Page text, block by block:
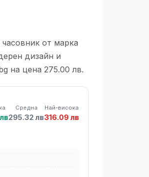
от марка
дизайн и
на цена 275.00 лв.
Средна
295.32 лв
Най-висока
316.09 лв